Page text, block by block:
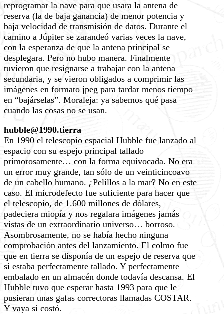
reprogramar la nave para que usara la antena de
reserva (la de baja ganancia) de menor potencia y
baja velocidad de transmisión de datos. Durante el
camino a Júpiter se zarandeó varias veces la nave,
con la esperanza de que la antena principal se
desplegara. Pero no hubo manera. Finalmente
tuvieron que resignarse a trabajar con la antena
secundaria, y se vieron obligados a comprimir las
imágenes en formato jpeg para tardar menos tiempo
en “bajárselas”. Moraleja: ya sabemos qué pasa
cuando las cosas no se usan.
hubble@1990.tierra
En 1990 el telescopio espacial Hubble fue lanzado al
espacio con su espejo principal tallado
primorosamente… con la forma equivocada. No era
un error muy grande, tan sólo de un veinticincoavo
de un cabello humano. ¿Pelillos a la mar? No en este
caso. El microdefecto fue suficiente para hacer que
el telescopio, de 1.600 millones de dólares,
padeciera miopía y nos regalara imágenes jamás
vistas de un extraordinario universo… borroso.
Asombrosamente, no se había hecho ninguna
comprobación antes del lanzamiento. El colmo fue
que en tierra se disponía de un espejo de reserva que
sí estaba perfectamente tallado. Y perfectamente
embalado en un almacén donde todavía descansa. El
Hubble tuvo que esperar hasta 1993 para que le
pusieran unas gafas correctoras llamadas COSTAR.
Y vaya si costó.